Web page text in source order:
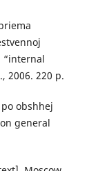
“internal
2006. 220 p.
obshhej
general